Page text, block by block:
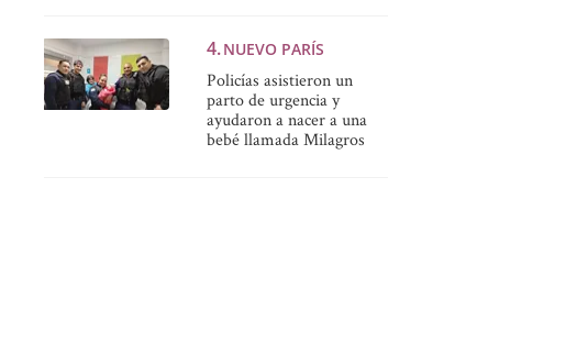
NUEVO PARÍS
Policías asistieron un
parto de urgencia y
ayudaron a nacer a una
bebé llamada Milagros